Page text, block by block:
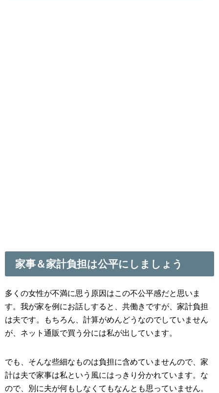
家事＆家計負担は公平にしましょう
多くの女性が不満に思う原因はこの不公平感だと思いま
す。我が家を例にお話しすると、共働きですが、家計負担
は夫です。もちろん、計算がめんどうなのでしていません
が、ネット通販で買う分には私が出しています。
でも、そんな些細なものは負担に含めていませんので、家
計は夫で家事は私という風にはっきり分かれています。な
ので、別に夫が何もしなくてもなんとも思っていません。